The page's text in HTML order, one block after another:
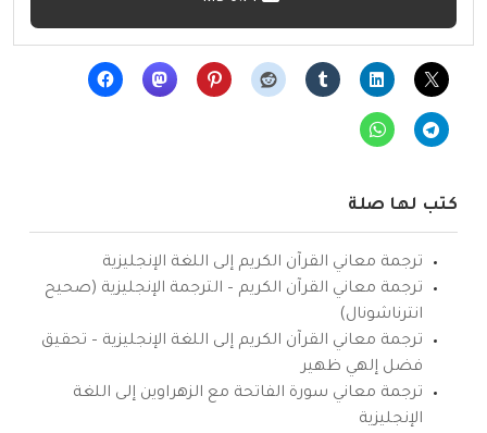
كتب لها صلة
ترجمة معاني القرآن الكريم إلى اللغة الإنجليزية
ترجمة معاني القرآن الكريم – الترجمة الإنجليزية (صحيح
انترناشونال)
ترجمة معاني القرآن الكريم إلى اللغة الإنجليزية – تحقيق
فضل إلهي ظهير
ترجمة معاني سورة الفاتحة مع الزهراوين إلى اللغة
الإنجليزية